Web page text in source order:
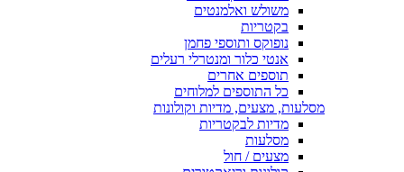
משולש ואלמנטים
בקטריות
נופוקס ותוספי פחמן
אנטי כלור ומנטרלי רעלים
תוספים אחרים
כל התוספים למלוחים
מסלעות, מצעים, מדיות וקולונות
מדיות לבקטריות
מסלעות
מצעים / חול